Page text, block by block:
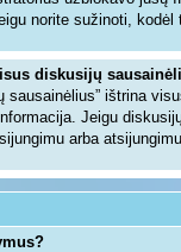
norite sužinoti,
diskusijų
sausainėlius” ištrina
Jeigu
arba